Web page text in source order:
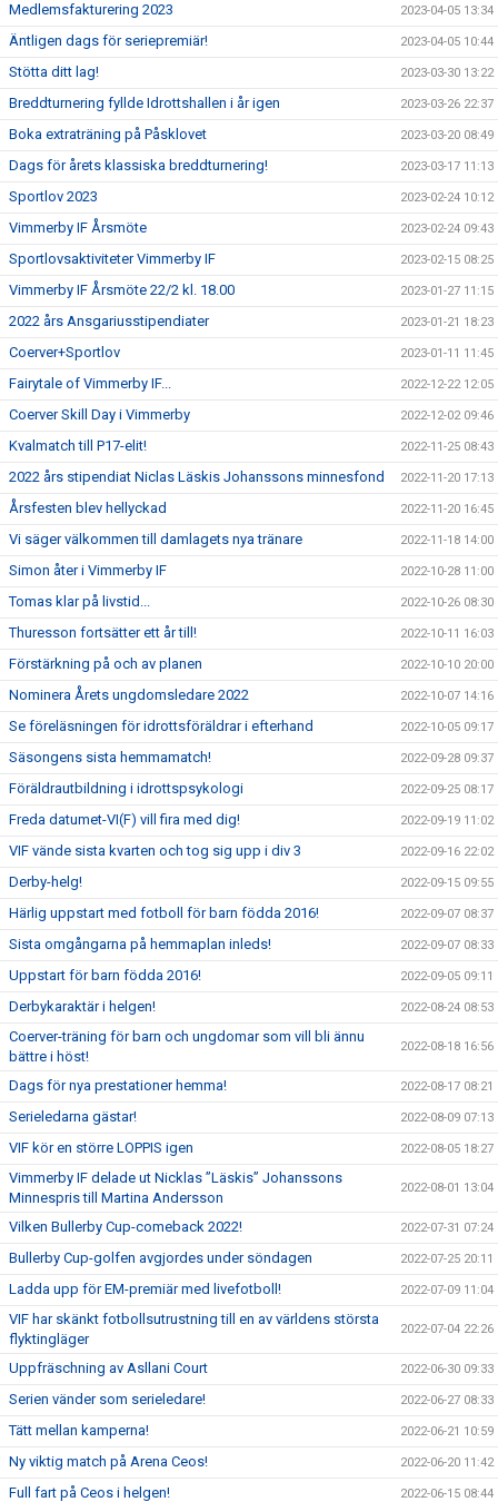
Medlemsfakturering 2023 2023-04-05 13:34
Äntligen dags för seriepremiär! 2023-04-05 10:44
Stötta ditt lag! 2023-03-30 13:22
Breddturnering fyllde Idrottshallen i år igen 2023-03-26 22:37
Boka extraträning på Påsklovet 2023-03-20 08:49
Dags för årets klassiska breddturnering! 2023-03-17 11:13
Sportlov 2023 2023-02-24 10:12
Vimmerby IF Årsmöte 2023-02-24 09:43
Sportlovsaktiviteter Vimmerby IF 2023-02-15 08:25
Vimmerby IF Årsmöte 22/2 kl. 18.00 2023-01-27 11:15
2022 års Ansgariusstipendiater 2023-01-21 18:23
Coerver+Sportlov 2023-01-11 11:45
Fairytale of Vimmerby IF... 2022-12-22 12:05
Coerver Skill Day i Vimmerby 2022-12-02 09:46
Kvalmatch till P17-elit! 2022-11-25 08:43
2022 års stipendiat Niclas Läskis Johanssons minnesfond 2022-11-20 17:13
Årsfesten blev hellyckad 2022-11-20 16:45
Vi säger välkommen till damlagets nya tränare 2022-11-18 14:00
Simon åter i Vimmerby IF 2022-10-28 11:00
Tomas klar på livstid... 2022-10-26 08:30
Thuresson fortsätter ett år till! 2022-10-11 16:03
Förstärkning på och av planen 2022-10-10 20:00
Nominera Årets ungdomsledare 2022 2022-10-07 14:16
Se föreläsningen för idrottsföräldrar i efterhand 2022-10-05 09:17
Säsongens sista hemmamatch! 2022-09-28 09:37
Föräldrautbildning i idrottspsykologi 2022-09-25 08:17
Freda datumet-VI(F) vill fira med dig! 2022-09-19 11:02
VIF vände sista kvarten och tog sig upp i div 3 2022-09-16 22:02
Derby-helg! 2022-09-15 09:55
Härlig uppstart med fotboll för barn födda 2016! 2022-09-07 08:37
Sista omgångarna på hemmaplan inleds! 2022-09-07 08:33
Uppstart för barn födda 2016! 2022-09-05 09:11
Derbykaraktär i helgen! 2022-08-24 08:53
Coerver-träning för barn och ungdomar som vill bli ännu
bättre i höst!
2022-08-18 16:56
Dags för nya prestationer hemma! 2022-08-17 08:21
Serieledarna gästar! 2022-08-09 07:13
VIF kör en större LOPPIS igen 2022-08-05 18:27
Vimmerby IF delade ut Nicklas ”Läskis” Johanssons
Minnespris till Martina Andersson
2022-08-01 13:04
Vilken Bullerby Cup-comeback 2022! 2022-07-31 07:24
Bullerby Cup-golfen avgjordes under söndagen 2022-07-25 20:11
Ladda upp för EM-premiär med livefotboll! 2022-07-09 11:04
VIF har skänkt fotbollsutrustning till en av världens största
flyktingläger
2022-07-04 22:26
Uppfräschning av Asllani Court 2022-06-30 09:33
Serien vänder som serieledare! 2022-06-27 08:33
Tätt mellan kamperna! 2022-06-21 10:59
Ny viktig match på Arena Ceos! 2022-06-20 11:42
Full fart på Ceos i helgen! 2022-06-15 08:44